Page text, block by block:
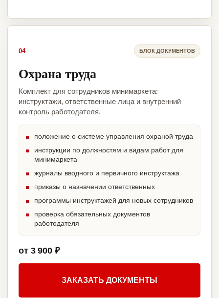
04 БЛОК ДОКУМЕНТОВ
Охрана труда
Комплект для сотрудников минимаркета:
инструктажи, ответственные лица и внутренний
контроль работодателя.
положение о системе управления охраной труда
инструкции по должностям и видам работ для
минимаркета
журналы вводного и первичного инструктажа
приказы о назначении ответственных
программы инструктажей для новых сотрудников
проверка обязательных документов
работодателя
от 3 900 ₽
ЗАКАЗАТЬ ДОКУМЕНТЫ